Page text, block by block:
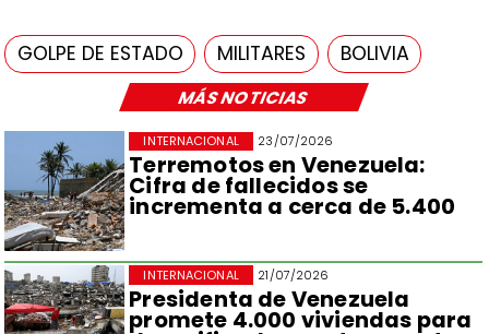
MÁS NOTICIAS
23/07/2026
Terremotos en Venezuela:
Cifra de fallecidos se
incrementa a cerca de 5.400
INTERNACIONAL
21/07/2026
Presidenta de Venezuela
promete 4.000 viviendas para
INTERNACIONAL
GOLPE DE ESTADO MILITARES BOLIVIA